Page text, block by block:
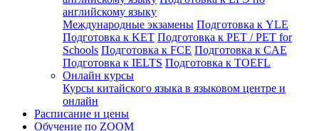
английскому языку
Международные экзамены Подготовка к YLE
Подготовка к KET Подготовка к PET / PET for
Schools Подготовка к FCE Подготовка к CAE
Подготовка к IELTS Подготовка к TOEFL
Онлайн курсы
Курсы китайского языка в языковом центре и
онлайн
Расписание и цены
Обучение по ZOOM